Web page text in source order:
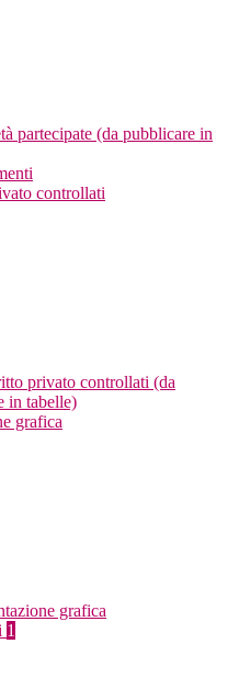
partecipate (da pubblicare in
controllati
privato controllati (da
in tabelle)
grafica
grafica
1